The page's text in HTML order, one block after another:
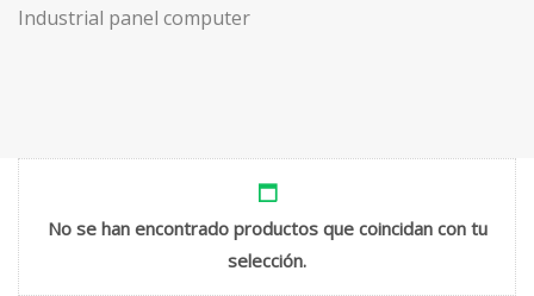
Industrial panel computer
No se han encontrado productos que coincidan con tu
selección.